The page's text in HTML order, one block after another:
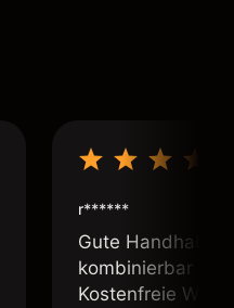
r******
Gute
kombinierbar
Kostenfreie